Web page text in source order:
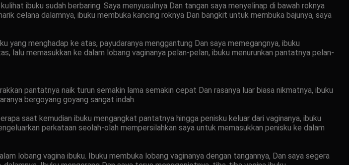
ibuku sudah berbaring. Saya menyusulnya Dan tangan saya menyelinap di bawah roknya
celana dalamnya, ibuku membuka kancing roknya Dan bangkit untuk membuka bajunya, saya
yang menghadap ke atas, payudaranya menggantung Dan saya memegangnya, ibuku
lalu memasukkan ke dalam lobang vaginanya pelan-pelan, ibuku menurunkan pantatnya pelan-
pantatnya naik turun semakin lama semakin cepat Dan rasanya luar biasa nikmatnya, ibuku
bergoyang goyang sangat indah.
saat kemudian ibuku mengangkat pantatnya hingga penisku keluar dari vaginanya, ibuku
perkataan seolah-olah mempersilahkan saya untuk memasukkan penisku ke dalam
lobang vagina ibuku. Ibuku membuka lobang vaginanya dengan tangannya, Dan saya segera